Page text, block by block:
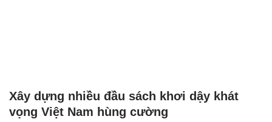
Xây dựng nhiều đầu sách khơi dậy khát
vọng Việt Nam hùng cường